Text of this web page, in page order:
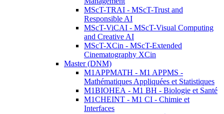
MScT-TRAI - MScT-Trust and
Responsible AI
MScT-ViCAI - MScT-Visual Computing
and Creative AI
MScT-XCin - MScT-Extended
Cinematography XCin
Master (DNM)
M1APPMATH - M1 APPMS -
Mathématiques Appliquées et Statistiques
M1BIOHEA - M1 BH - Biologie et Santé
M1CHEINT - M1 CI - Chimie et
Interfaces